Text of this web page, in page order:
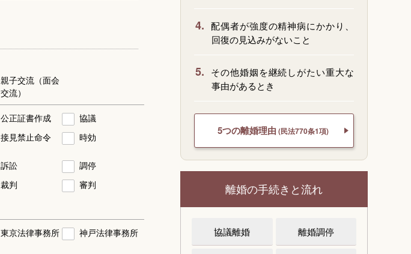
親子交流（面会
交流）
公正証書作成
協議
接見禁止命令 時効
訴訟
調停
裁判
審判
東京法律事務所 神戸法律事務所
4. 配偶者が強度の精神病にかかり、
回復の見込みがないこと
5.
その他婚姻を継続しがたい重大な
事由があるとき
5つの離婚理由 (民法770条1項)
離婚の手続きと流れ
協議離婚 離婚調停